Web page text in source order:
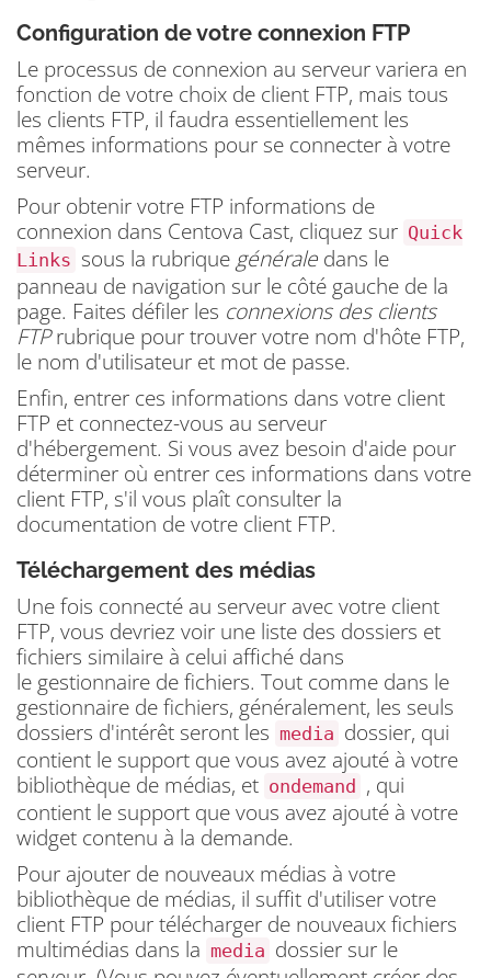
Configuration de votre connexion FTP
Le processus de connexion au serveur variera en
fonction de votre choix de client FTP, mais tous
les clients FTP, il faudra essentiellement les
mêmes informations pour se connecter à votre
serveur.
Pour obtenir votre FTP informations de
connexion dans Centova Cast, cliquez sur Quick
Links sous la rubrique générale dans le
panneau de navigation sur le côté gauche de la
page. Faites défiler les connexions des clients
FTPrubrique pour trouver votre nom d'hôte FTP,
le nom d'utilisateur et mot de passe.
Enfin, entrer ces informations dans votre client
FTP et connectez-vous au serveur
d'hébergement. Si vous avez besoin d'aide pour
déterminer où entrer ces informations dans votre
client FTP, s'il vous plaît consulter la
documentation de votre client FTP.
Téléchargement des médias
Une fois connecté au serveur avec votre client
FTP, vous devriez voir une liste des dossiers et
fichiers similaire à celui affiché dans
le gestionnaire de fichiers. Tout comme dans le
gestionnaire de fichiers, généralement, les seuls
dossiers d'intérêt seront les media dossier, qui
contient le support que vous avez ajouté à votre
bibliothèque de médias, et ondemand , qui
contient le support que vous avez ajouté à votre
widget contenu à la demande.
Pour ajouter de nouveaux médias à votre
bibliothèque de médias, il suffit d'utiliser votre
client FTP pour télécharger de nouveaux fichiers
multimédias dans la media dossier sur le